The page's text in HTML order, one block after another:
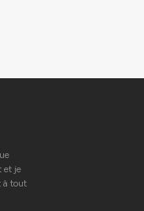
et je
à tout